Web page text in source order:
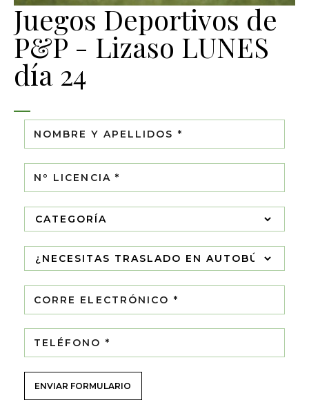
Juegos Deportivos de
P&P - Lizaso LUNES
día 24
ENVIAR FORMULARIO